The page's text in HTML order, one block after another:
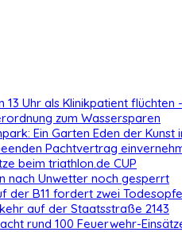
Uhr als Klinikpatient flüchten
zum Wassersparen
Ein Garten Eden der Kunst
Pachtvertrag
beim triathlon.de CUP
nach Unwetter noch gesperrt
der B11 fordert zwei
auf der Staatsstraße 2143
rund 100 Feuerwehr-